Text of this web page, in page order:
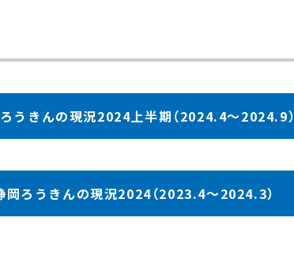
うきんの現況2024上半期（2024.4～2024.9）
岡ろうきんの現況2024（2023.4～2024.3）